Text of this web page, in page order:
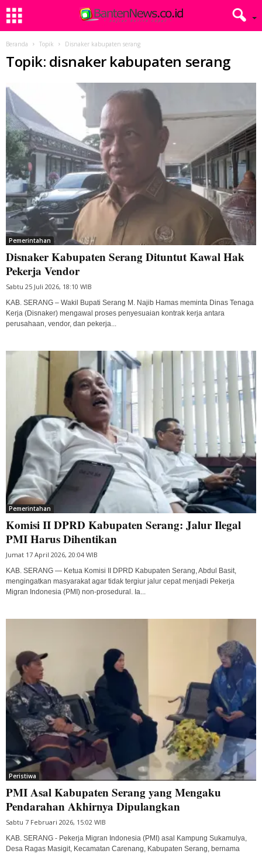
Beranda Topik Disnaker kabupaten serang
Topik: disnaker kabupaten serang
Pemerintahan
Disnaker Kabupaten Serang Dituntut Kawal Hak
Pekerja Vendor
Sabtu 25 Juli 2026, 18:10 WIB
KAB. SERANG – Wakil Bupati Serang M. Najib Hamas meminta Dinas Tenaga
Kerja (Disnaker) mengawal proses penyesuaian kontrak kerja antara
perusahaan, vendor, dan pekerja...
Pemerintahan
Komisi II DPRD Kabupaten Serang: Jalur Ilegal
PMI Harus Dihentikan
Jumat 17 April 2026, 20:04 WIB
KAB. SERANG — Ketua Komisi II DPRD Kabupaten Serang, Abdul Basit,
mengingatkan masyarakat agar tidak tergiur jalur cepat menjadi Pekerja
Migran Indonesia (PMI) non-prosedural. Ia...
Peristiwa
PMI Asal Kabupaten Serang yang Mengaku
Pendarahan Akhirnya Dipulangkan
Sabtu 7 Februari 2026, 15:02 WIB
KAB. SERANG - Pekerja Migran Indonesia (PMI) asal Kampung Sukamulya,
Desa Ragas Masigit, Kecamatan Carenang, Kabupaten Serang, bernama